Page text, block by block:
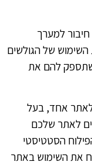
למערך
השימוש של הגולשים
שתספק להם את
לאתר אחד, בעל
לאתר שלכם
הסטטיסטי
את השימוש באתר